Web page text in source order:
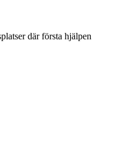
där första hjälpen